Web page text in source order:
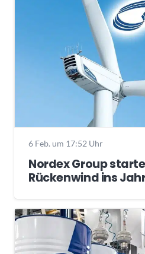
6 Feb. um 17:52 Uhr
Nordex Group
Rückenwind ins